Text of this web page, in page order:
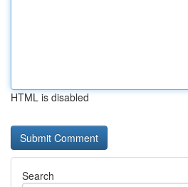
HTML is disabled
Search